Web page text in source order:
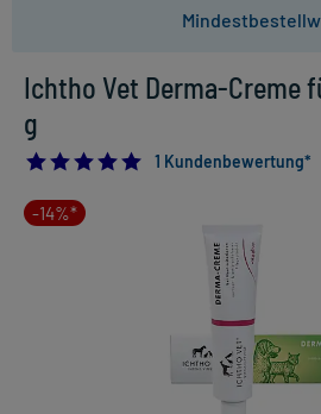
Ichtho Vet Derma-Creme
g
5.01 Kundenbewertung*
-14%*